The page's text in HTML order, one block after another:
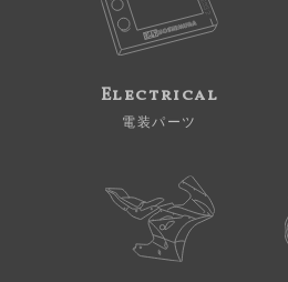
Electrical
電装パーツ